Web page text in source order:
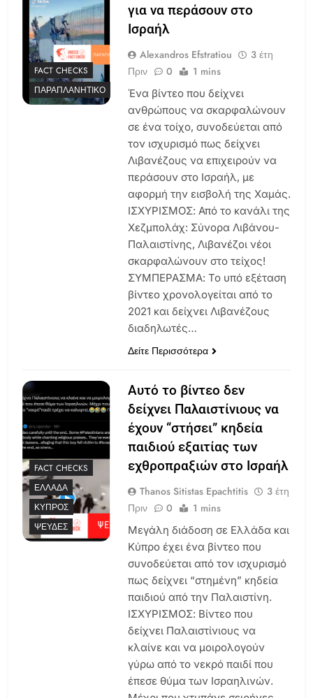
FACT CHECKS
ΠΑΡΑΠΛΑΝΗΤΙΚΌ
για να περάσουν στο
Ισραήλ
Alexandros Efstratiou
3 έτη
Πριν
0 1 mins
Ένα βίντεο που δείχνει
ανθρώπους να σκαρφαλώνουν
σε ένα τοίχο, συνοδεύεται από
τον ισχυρισμό πως δείχνει
Λιβανέζους να επιχειρούν να
περάσουν στο Ισραήλ, με
αφορμή την εισβολή της Χαμάς.
ΙΣΧΥΡΙΣΜΟΣ: Από το κανάλι της
Χεζμπολάχ: Σύνορα Λιβάνου-
Παλαιστίνης, Λιβανέζοι νέοι
σκαρφαλώνουν στο τείχος!
ΣΥΜΠΕΡΑΣΜΑ: Το υπό εξέταση
βίντεο χρονολογείται από το
2021 και δείχνει Λιβανέζους
διαδηλωτές…
Δείτε Περισσότερα
FACT CHECKS
ΕΛΛΆΔΑ
ΚΎΠΡΟΣ
ΨΕΥΔΈΣ
Αυτό το βίντεο δεν
δείχνει Παλαιστίνιους να
έχουν “στήσει” κηδεία
παιδιού εξαιτίας των
εχθροπραξιών στο Ισραήλ
Thanos Sitistas Epachtitis
3 έτη
Πριν
0 1 mins
Μεγάλη διάδοση σε Ελλάδα και
Κύπρο έχει ένα βίντεο που
συνοδεύεται από τον ισχυρισμό
πως δείχνει “στημένη” κηδεία
παιδιού από την Παλαιστίνη.
ΙΣΧΥΡΙΣΜΟΣ: Βίντεο που
δείχνει Παλαιστίνιους να
κλαίνε και να μοιρολογούν
γύρω από το νεκρό παιδί που
έπεσε θύμα των Ισραηλινών.